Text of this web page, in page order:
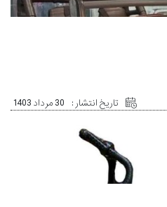
تاریخ انتشار : 30 مرداد 1403